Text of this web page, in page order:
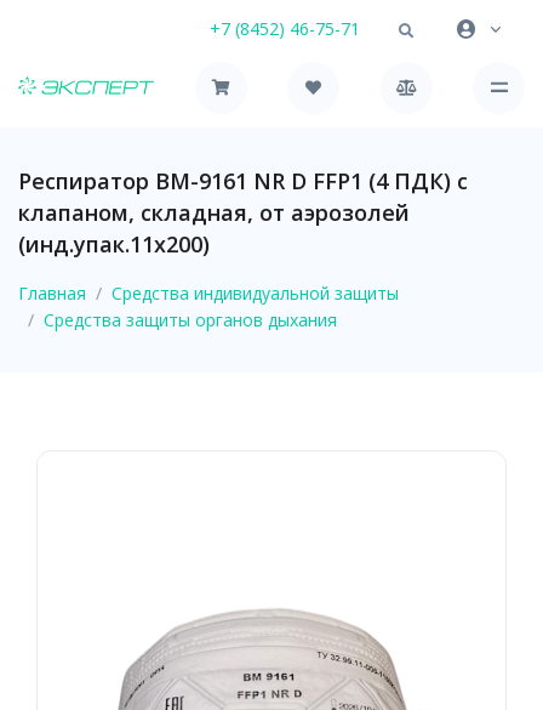
+7 (8452) 46-75-71
Респиратор ВМ-9161 NR D FFP1 (4 ПДК) с
клапаном, складная, от аэрозолей
(инд.упак.11х200)
Главная
Средства индивидуальной защиты
Средства защиты органов дыхания